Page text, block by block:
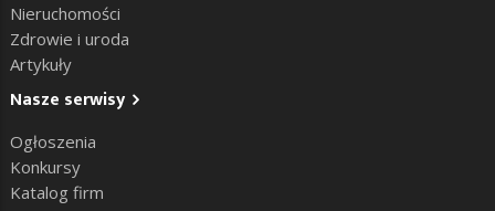
Nieruchomości
Zdrowie i uroda
Artykuły
Nasze serwisy
Ogłoszenia
Konkursy
Katalog firm